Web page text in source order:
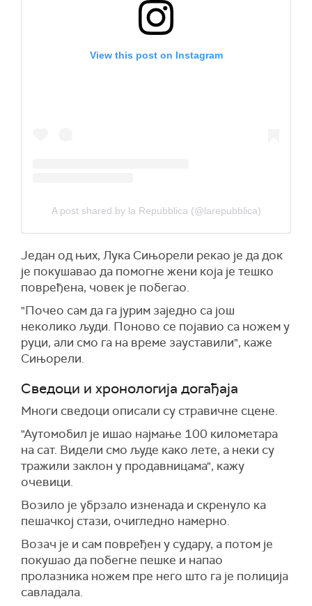
View this post on Instagram
A post shared by la Repubblica (@larepubblica)
Један од њих, Лука Сињорели рекао је да док
је покушавао да помогне жени која је тешко
повређена, човек је побегао.
"Почео сам да га јурим заједно са још
неколико људи. Поново се појавио са ножем у
руци, али смо га на време зауставили", каже
Сињорели.
Сведоци и хронологија догађаја
Многи сведоци описали су стравичне сцене.
"Аутомобил је ишао најмање 100 километара
на сат. Видели смо људе како лете, а неки су
тражили заклон у продавницама", кажу
очевици.
Возило је убрзало изненада и скренуло ка
пешачкој стази, очигледно намерно.
Возач је и сам повређен у судару, а потом је
покушао да побегне пешке и напао
пролазника ножем пре него што га је полиција
савладала.